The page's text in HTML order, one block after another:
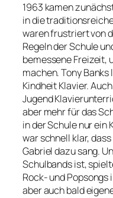
1963 kamen
in die
waren frustriert von
Regeln der Schule
bemessene Freizeit,
machen. Tony
Kindheit Klavier.
Jugend
aber mehr für das
in der Schule nur ein
war schnell klar,
Gabriel dazu sang.
Schulbands ist,
Rock- und
aber auch bald